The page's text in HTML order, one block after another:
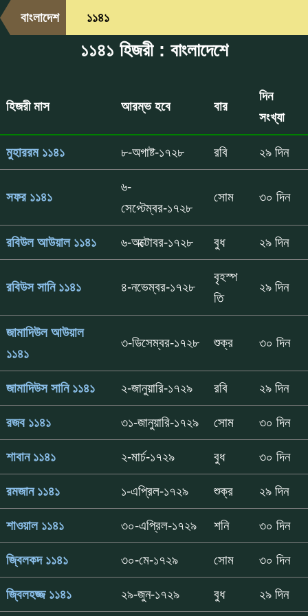
বাংলাদেশ ১১৪১
১১৪১ হিজরী : বাংলাদেশে
হিজরী মাস আরম্ভ হবে বার
দিন
সংখ্যা
মুহাররম ১১৪১ ৮-অগাষ্ট-১৭২৮ রবি ২৯ দিন
সফর ১১৪১
৬-
সেপ্টেম্বর-১৭২৮
সোম ৩০ দিন
রবিউল আউয়াল ১১৪১ ৬-অক্টোবর-১৭২৮ বুধ ২৯ দিন
রবিউস সানি ১১৪১ ৪-নভেম্বর-১৭২৮
বৃহস্প
তি
২৯ দিন
জামাদিউল আউয়াল
১১৪১
৩-ডিসেম্বর-১৭২৮ শুক্র ৩০ দিন
জামাদিউস সানি ১১৪১ ২-জানুয়ারি-১৭২৯ রবি ২৯ দিন
রজব ১১৪১ ৩১-জানুয়ারি-১৭২৯ সোম ৩০ দিন
শাবান ১১৪১ ২-মার্চ-১৭২৯ বুধ ৩০ দিন
রমজান ১১৪১ ১-এপ্রিল-১৭২৯ শুক্র ২৯ দিন
শাওয়াল ১১৪১ ৩০-এপ্রিল-১৭২৯ শনি ৩০ দিন
জ্বিলকদ ১১৪১ ৩০-মে-১৭২৯ সোম ৩০ দিন
জ্বিলহজ্জ ১১৪১ ২৯-জুন-১৭২৯ বুধ ২৯ দিন